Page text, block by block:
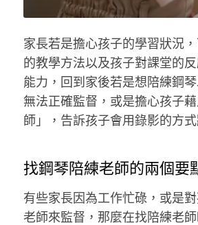
家長若是擔心孩子的學習狀況
的教學方法以及孩子對課堂的
能力，回到家後若是想陪練鋼
無法正確監督，或是擔心孩子
師」，告訴孩子會用錄影的方
找鋼琴陪練老師的兩個要
有些家長因為工作忙碌，或是
老師來監督，那麼在找陪練老